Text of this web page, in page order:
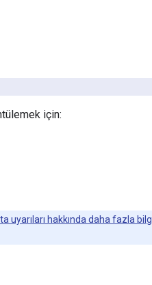
için:
uyarıları hakkında daha fazla